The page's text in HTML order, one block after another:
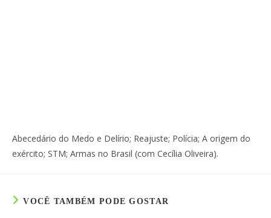
Abecedário do Medo e Delírio; Reajuste; Polícia; A origem do
exército; STM; Armas no Brasil (com Cecília Oliveira).
VOCÊ TAMBÉM PODE GOSTAR